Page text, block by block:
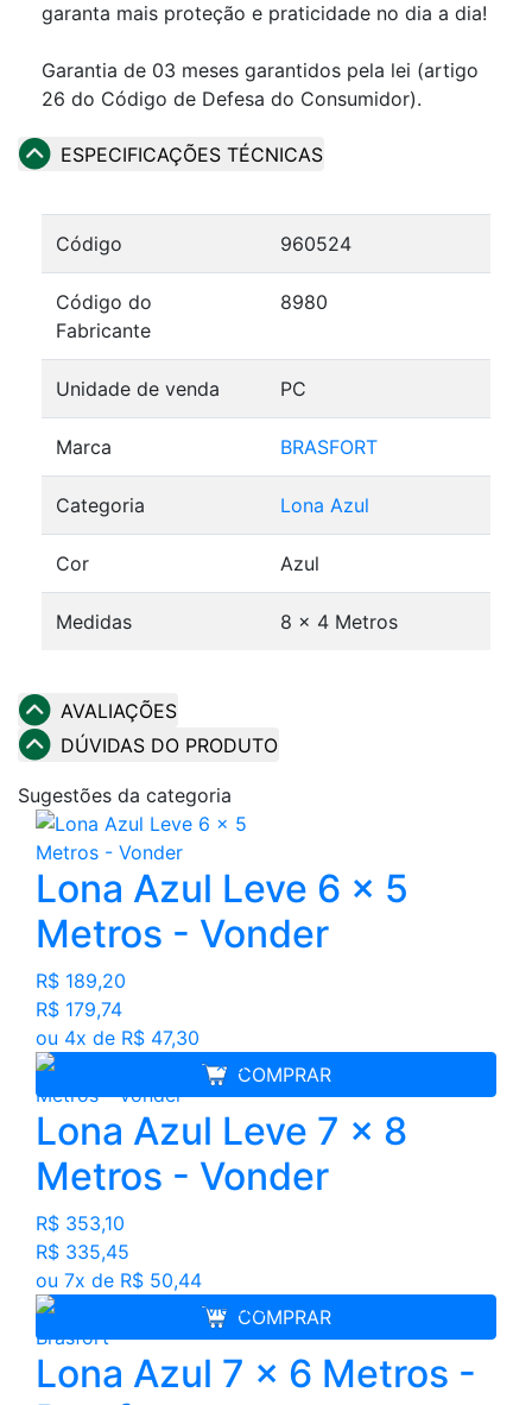
garanta mais proteção e praticidade no dia a dia!
Garantia de 03 meses garantidos pela lei (artigo
26 do Código de Defesa do Consumidor).
ESPECIFICAÇÕES TÉCNICAS
Código 960524
Código do
Fabricante
8980
Unidade de venda PC
Marca BRASFORT
Categoria Lona Azul
Cor Azul
Medidas 8 x 4 Metros
AVALIAÇÕES
DÚVIDAS DO PRODUTO
Sugestões da categoria
Lona Azul Leve 6 x 5
Metros - Vonder
R$ 189,20
R$ 179,74
ou 4x de R$ 47,30
COMPRAR
Lona Azul Leve 7 x 8
Metros - Vonder
R$ 353,10
R$ 335,45
ou 7x de R$ 50,44
COMPRAR
Lona Azul 7 x 6 Metros -